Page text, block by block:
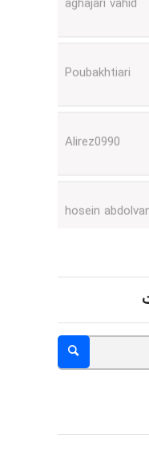
ehtesham